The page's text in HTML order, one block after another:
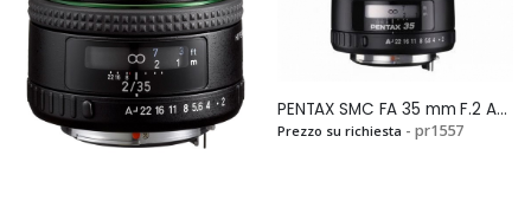
PENTAX SMC FA 35 mm F.2 AL Si
Prezzo su richiesta - pr1557